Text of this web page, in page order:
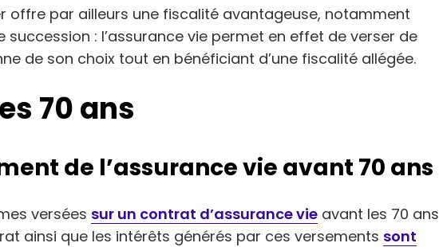
offre par ailleurs une fiscalité avantageuse, notamment
succession : l’assurance vie permet en effet de verser de
de son choix tout en bénéficiant d’une fiscalité allégée.
70 ans
de l’assurance vie avant 70 ans
versées sur un contrat d’assurance vie avant les 70 ans
ainsi que les intérêts générés par ces versements sont